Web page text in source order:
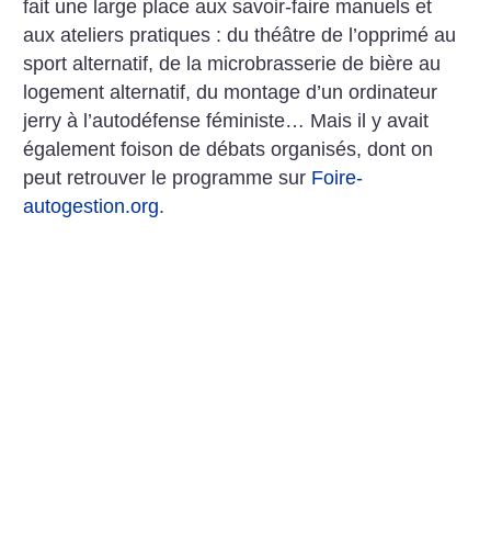
fait une large place aux savoir-faire manuels et
aux ateliers pratiques : du théâtre de l’opprimé au
sport alternatif, de la microbrasserie de bière au
logement alternatif, du montage d’un ordinateur
jerry à l’autodéfense féministe… Mais il y avait
également foison de débats organisés, dont on
peut retrouver le programme sur Foire-
autogestion.org.